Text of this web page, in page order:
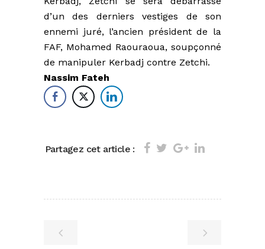
d’un des derniers vestiges de son
ennemi juré, l’ancien président de la
FAF, Mohamed Raouraoua, soupçonné
de manipuler Kerbadj contre Zetchi.
Nassim Fateh
Partagez cet article :